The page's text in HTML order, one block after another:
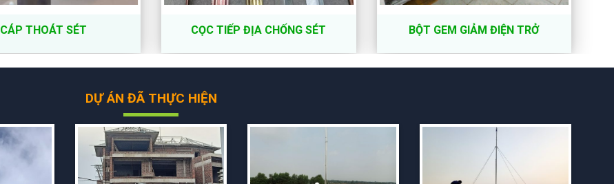
CÁP THOÁT SÉT CỌC TIẾP ĐỊA CHỐNG SÉT BỘT GEM GIẢM ĐIỆN TRỞ
DỰ ÁN ĐÃ THỰC HIỆN